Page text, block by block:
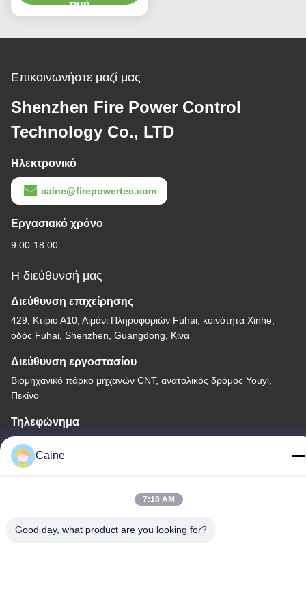
Επιτάχυνσης
τιμή
Επικοινωνήστε μαζί μας
Shenzhen Fire Power Control
Technology Co., LTD
Ηλεκτρονικό
caine@firepowertec.com
Εργασιακό χρόνο
9:00-18:00
Η διεύθυνσή μας
Διεύθυνση επιχείρησης
429, Κτίριο Α10, Λιμάνι Πληροφοριών Fuhai, κοινότητα Xinhe,
οδός Fuhai, Shenzhen, Guangdong, Κίνα
Διεύθυνση εργοστασίου
Βιομηχανικό πάρκο μηχανών CNT, ανατολικός δρόμος Youyi,
Πεκίνο
Τηλεφώνημα
86-755-23097872
Προμηθευτής. -2026 Shenzhen Fire Power Control Technology
Caine
7:18 AM
Good day, what product are you looking for?